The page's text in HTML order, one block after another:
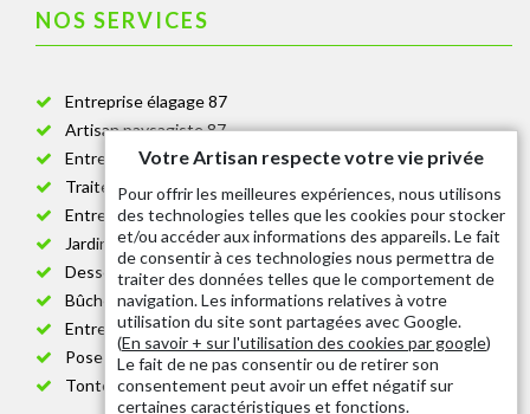
NOS SERVICES
Entreprise élagage 87
Artisan paysagiste 87
Entreprise de jardinage 87
Traitement anti-chenille 87
Entreprise abattage arbre 87
Jardinier taille de haie 87
Dessouchage arbre et haie 87
Bûcheron 87
Entretien espace vert cimetière 87
Pose et changement grillage et clôture 87
Tonte de pelouse 87
Votre Artisan respecte votre vie privée
Pour offrir les meilleures expériences, nous utilisons
des technologies telles que les cookies pour stocker
et/ou accéder aux informations des appareils. Le fait
de consentir à ces technologies nous permettra de
traiter des données telles que le comportement de
navigation. Les informations relatives à votre
utilisation du site sont partagées avec Google.
(En savoir + sur l'utilisation des cookies par google)
Le fait de ne pas consentir ou de retirer son
consentement peut avoir un effet négatif sur
certaines caractéristiques et fonctions.